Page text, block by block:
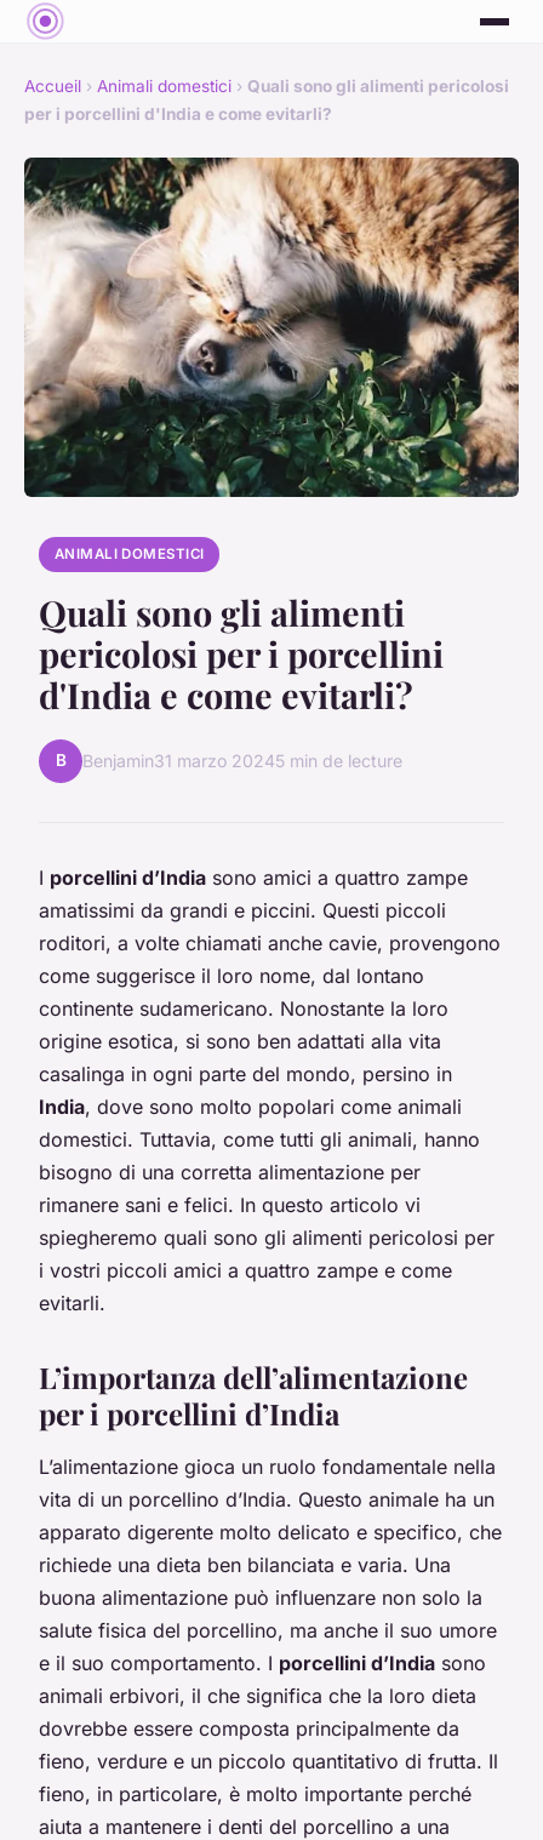
Accueil › Animali domestici › Quali sono gli alimenti pericolosi
per i porcellini d'India e come evitarli?
ANIMALI DOMESTICI
Quali sono gli alimenti
pericolosi per i porcellini
d'India e come evitarli?
B Benjamin31 marzo 20245 min de lecture
I porcellini d’India sono amici a quattro zampe
amatissimi da grandi e piccini. Questi piccoli
roditori, a volte chiamati anche cavie, provengono
come suggerisce il loro nome, dal lontano
continente sudamericano. Nonostante la loro
origine esotica, si sono ben adattati alla vita
casalinga in ogni parte del mondo, persino in
India, dove sono molto popolari come animali
domestici. Tuttavia, come tutti gli animali, hanno
bisogno di una corretta alimentazione per
rimanere sani e felici. In questo articolo vi
spiegheremo quali sono gli alimenti pericolosi per
i vostri piccoli amici a quattro zampe e come
evitarli.
L’importanza dell’alimentazione
per i porcellini d’India
L’alimentazione gioca un ruolo fondamentale nella
vita di un porcellino d’India. Questo animale ha un
apparato digerente molto delicato e specifico, che
richiede una dieta ben bilanciata e varia. Una
buona alimentazione può influenzare non solo la
salute fisica del porcellino, ma anche il suo umore
e il suo comportamento. I porcellini d’India sono
animali erbivori, il che significa che la loro dieta
dovrebbe essere composta principalmente da
fieno, verdure e un piccolo quantitativo di frutta. Il
fieno, in particolare, è molto importante perché
aiuta a mantenere i denti del porcellino a una